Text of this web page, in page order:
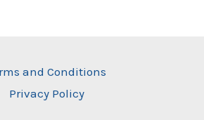
and Conditions
Privacy Policy